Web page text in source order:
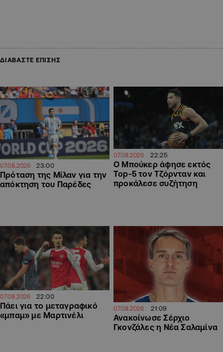
ΔΙΑΒΑΣΤΕ ΕΠΙΣΗΣ
07.08.2026 23:00
Πρόταση της Μίλαν για την
απόκτηση του Παρέδες
07.08.2026 22:25
Ο Μπούκερ άφησε εκτός
Top-5 τον Τζόρνταν και
προκάλεσε συζήτηση
07.08.2026 22:00
Πάει για το μεταγραφικό
«μπαμ» με Μαρτινέλι
07.08.2026 21:09
Ανακοίνωσε Σέρχιο
Γκονζάλες η Νέα Σαλαμίνα